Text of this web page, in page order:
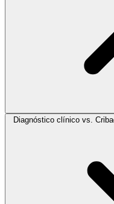
Diagnóstico clínico vs.